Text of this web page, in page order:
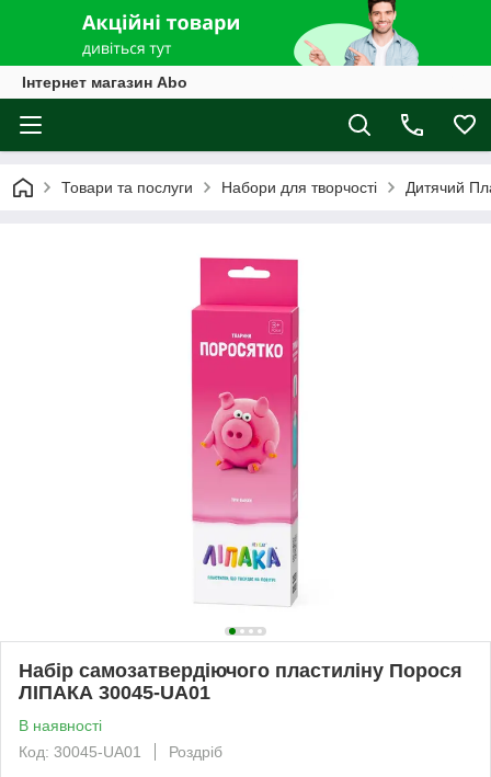
Інтернет магазин Abo
Товари та послуги Набори для творчості Дитячий
Набір самозатвердіючого пластиліну Порося
ЛІПАКА 30045-UA01
В наявності
Код: 30045-UA01
Роздріб